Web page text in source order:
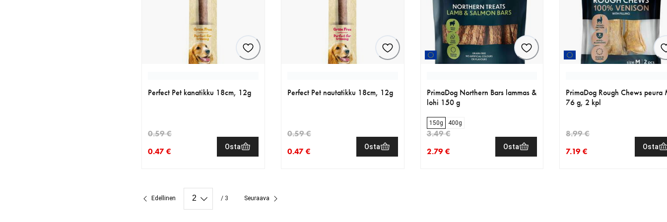
Perfect Pet kanatikku 18cm, 12g
0.47 €
0.59 €
Osta
Perfect Pet nautatikku 18cm, 12g
0.47 €
0.59 €
Osta
PrimaDog Northern Bars lammas &
lohi 150 g
150g 400g
2.79 €
3.49 €
Osta
PrimaDog Rough Chews peura
76 g, 2 kpl
7.19 €
8.99 €
Osta
Edellinen / 3 Seuraava